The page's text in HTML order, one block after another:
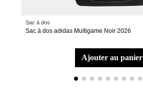
Sac à dos
Sac à dos adidas Multigame Noir 2026
ajouter au panier